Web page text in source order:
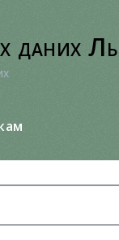
даних